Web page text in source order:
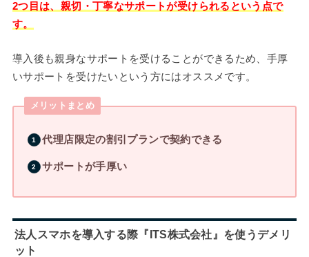
2つ目は、親切・丁寧なサポートが受けられるという点で
す。
導入後も親身なサポートを受けることができるため、手厚
いサポートを受けたいという方にはオススメです。
メリットまとめ
代理店限定の割引プランで契約できる
サポートが手厚い
法人スマホを導入する際『ITS株式会社』を使うデメリ
ット